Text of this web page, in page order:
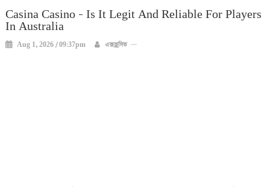
Casina Casino – Is It Legit And Reliable For Players
In Australia
Aug 1, 2026 / 09:37pm এক্সক্লুসিভ